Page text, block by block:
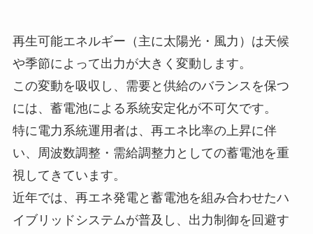
再生可能エネルギー（主に太陽光・風力）は天候
や季節によって出力が大きく変動します。
この変動を吸収し、需要と供給のバランスを保つ
には、蓄電池による系統安定化が不可欠です。
特に電力系統運用者は、再エネ比率の上昇に伴
い、周波数調整・需給調整力としての蓄電池を重
視してきています。
近年では、再エネ発電と蓄電池を組み合わせたハ
イブリッドシステムが普及し、出力制御を回避す